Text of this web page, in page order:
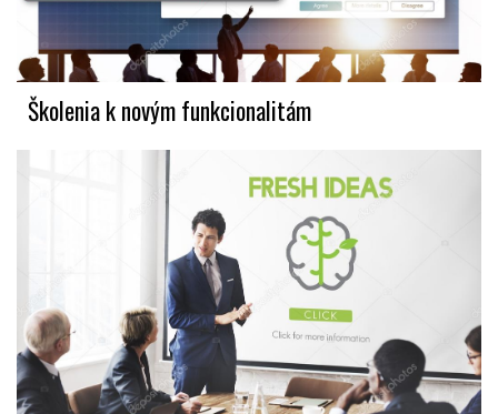
Školenia k novým funkcionalitám